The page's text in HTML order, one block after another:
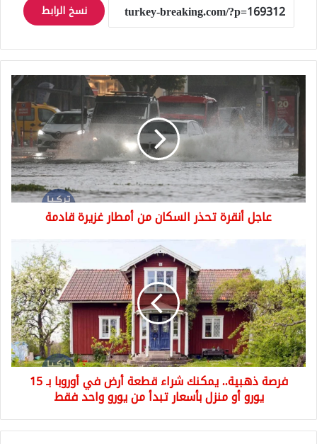
نسخ الرابط
عاجل
أنقرة
السكان
من
أمطار
غزيرة
قادمة
عاجل أنقرة تحذر السكان من أمطار غزيرة قادمة
فرصة
ذهبية..
يمكنك
شراء
قطعة
أرض
في
أوروبا
بـ
منزل
فرصة ذهبية.. يمكنك شراء قطعة أرض في أوروبا بـ 15
يورو أو منزل بأسعار تبدأ من يورو واحد فقط